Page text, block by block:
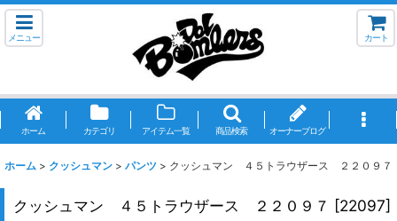
メニュー カート
ホーム カテゴリ アイテム一覧 商品検索 オーナーブログ
ホーム > クッシュマン > パンツ > クッシュマン ４５トラウザース ２２０９７
クッシュマン ４５トラウザース ２２０９７ [22097]